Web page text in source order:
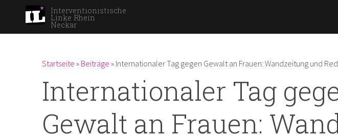
Inhalt
Interventionistische
Linke Rhein
Neckar
Du bist hier
Startseite » Beiträge » Internationaler Tag gegen Gewalt an Frauen: Wandzeitung und
Internationaler Tag
Gewalt an Frauen: